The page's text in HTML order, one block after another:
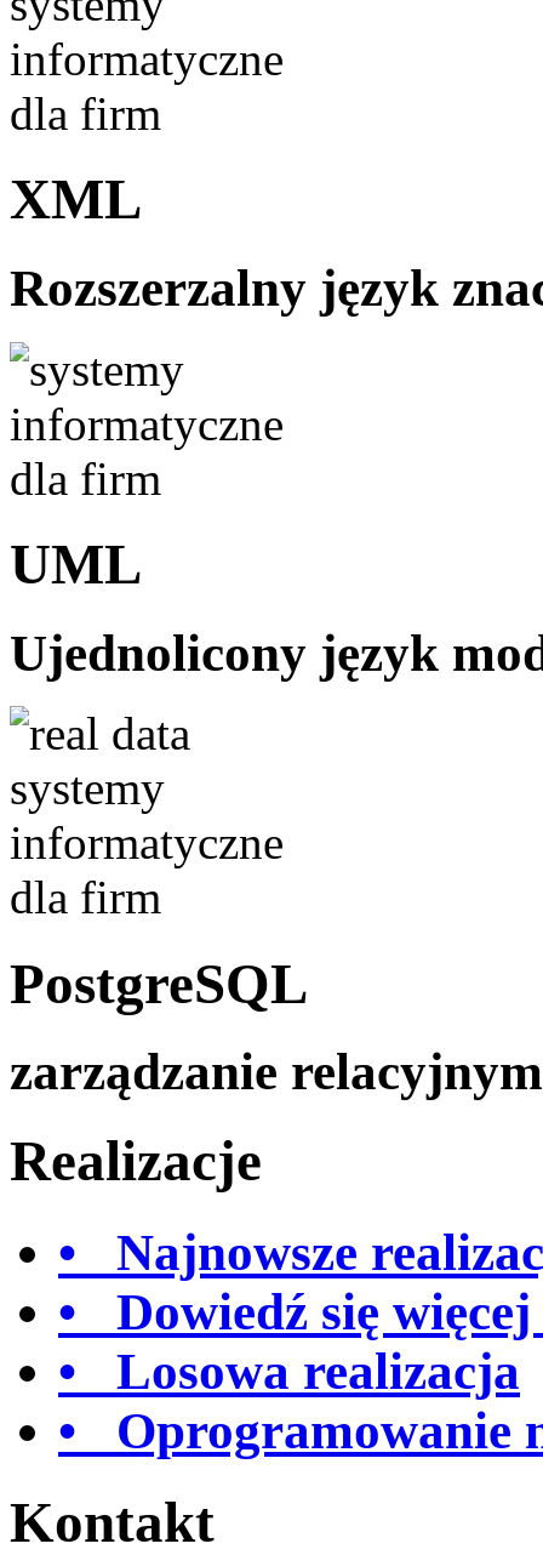
XML
Rozszerzalny język
UML
Ujednolicony język
PostgreSQL
zarządzanie
Realizacje
• Najnowsze
• Dowiedź się
• Losowa realizacja
• Oprogramowanie
Kontakt